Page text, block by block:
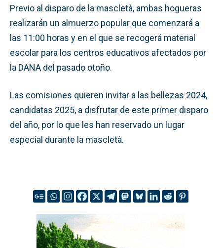
Previo al disparo de la mascletà, ambas hogueras
realizarán un almuerzo popular que comenzará a
las 11:00 horas y en el que se recogerá material
escolar para los centros educativos afectados por
la DANA del pasado otoño.
Las comisiones quieren invitar a las bellezas 2024,
candidatas 2025, a disfrutar de este primer disparo
del año, por lo que les han reservado un lugar
especial durante la mascletà.